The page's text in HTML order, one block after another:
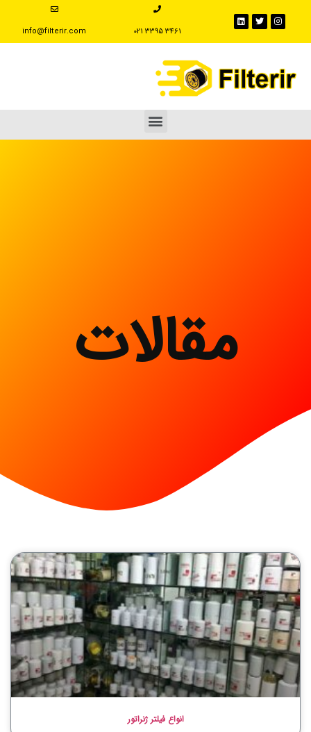
‪021 3395 3461
info@filterir.com
مقالات
انواع فیلتر ژنراتور